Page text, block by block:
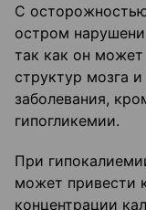
С
остром
так как он
структур мозга
заболевания,
гипогликемии.
При
может привести
концентрации